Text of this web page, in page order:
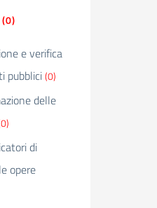
(0)
e verifica
pubblici(0)
delle
di
opere